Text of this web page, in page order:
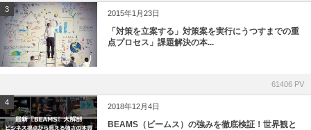
3 2015年1月23日
「対策を立案する」対策案を実行にうつすまでの重
点プロセス」課題解決の本...
61406 PV
4 2018年12月4日
BEAMS（ビームス）の強みを徹底検証！世界観と